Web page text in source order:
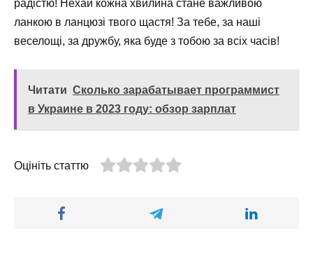
радістю! Нехай кожна хвилина стане важливою
ланкою в ланцюзі твого щастя! За тебе, за наші
веселощі, за дружбу, яка буде з тобою за всіх часів!
Читати Сколько зарабатывает программист
в Украине в 2023 году: обзор зарплат
Оцініть статтю